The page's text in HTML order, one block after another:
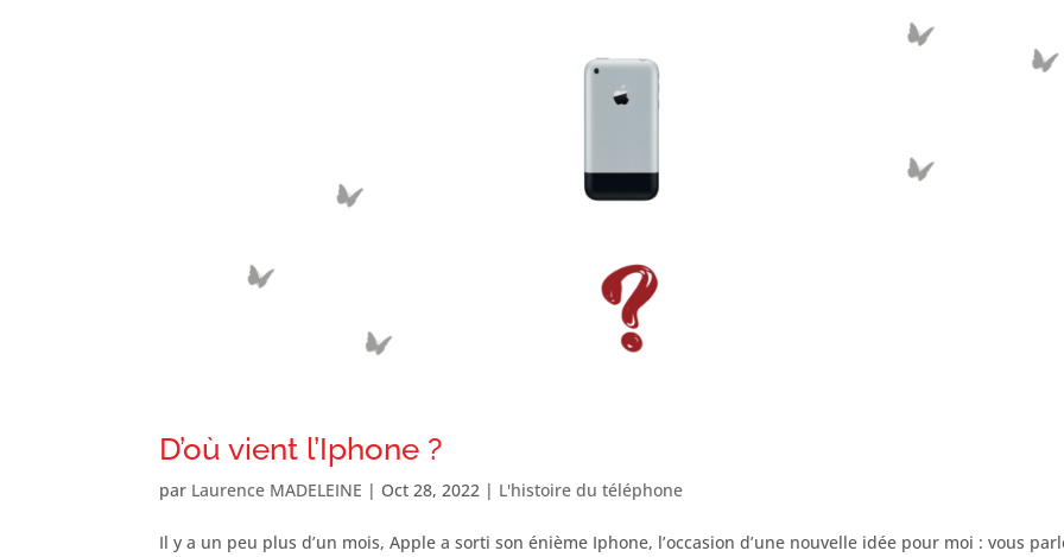
D’où vient l’Iphone ?
par Laurence MADELEINE | Oct 28, 2022 | L'histoire du téléphone
Il y a un peu plus d’un mois, Apple a sorti son énième Iphone, l’occasion d’une nouvelle idée pour moi : vous